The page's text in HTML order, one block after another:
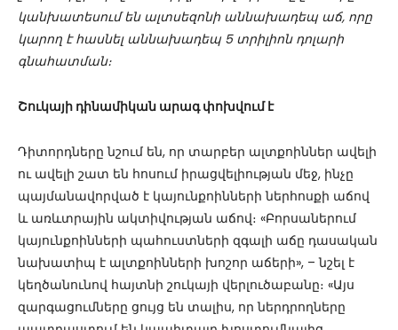
կանխատեսում են ալտսեզոնի աննախադեպ աճ, որը
կարող է հասնել աննախադեպ 5 տրիլիոն դոլարի
գնահատման։
Շուկայի դինամիկան արագ փոխվում է
Դիտորդները նշում են, որ տարբեր ալտքոիններ ավելի
ու ավելի շատ են հոսում իրացվելիության մեջ, ինչը
պայմանավորված է կայունքոինների ներհոսքի աճով
և առևտրային ակտիվության աճով։ «Բորսաներում
կայունքոինների պահուստների զգալի աճը դասական
նախատիպ է ալտքոինների խոշոր աճերի», – նշել է
կեղծանունով հայտնի շուկայի վերլուծաբանը։ «Այս
զարգացումները ցույց են տալիս, որ ներդրողները